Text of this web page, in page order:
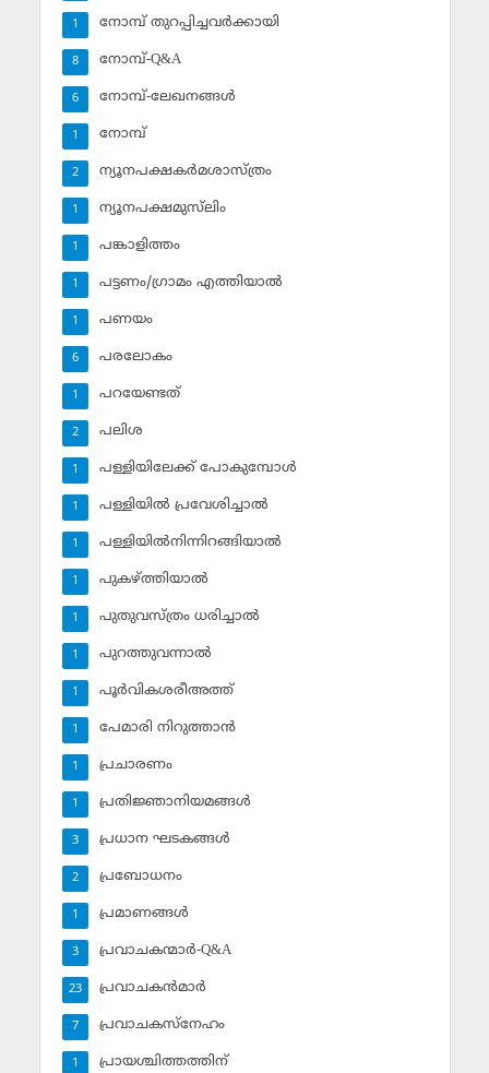
നോമ്പ് തുറപ്പിച്ചവര്‍ക്കായി
1
നോമ്പ്-Q&A
8
നോമ്പ്-ലേഖനങ്ങള്‍
6
നോമ്പ്‌
1
ന്യൂനപക്ഷകര്‍മശാസ്ത്രം
2
ന്യൂനപക്ഷമുസ്‌ലിം
1
പങ്കാളിത്തം
1
പട്ടണം/ഗ്രാമം എത്തിയാല്‍
1
പണയം
1
പരലോകം
6
പറയേണ്ടത്
1
പലിശ
2
പള്ളിയിലേക്ക് പോകുമ്പോള്‍
1
പള്ളിയില്‍ പ്രവേശിച്ചാല്‍
1
പള്ളിയില്‍നിന്നിറങ്ങിയാല്‍
1
പുകഴ്ത്തിയാല്‍
1
പുതുവസ്ത്രം ധരിച്ചാല്‍
1
പുറത്തുവന്നാല്‍
1
പൂര്‍വികശരീഅത്ത്
1
പേമാരി നിറുത്താന്‍
1
പ്രചാരണം
1
പ്രതിജ്ഞാനിയമങ്ങള്‍
1
പ്രധാന ഘടകങ്ങള്‍
3
പ്രബോധനം
2
പ്രമാണങ്ങള്‍
1
പ്രവാചകന്മാര്‍-Q&A
3
പ്രവാചകന്‍മാര്‍
23
പ്രവാചകസ്‌നേഹം
7
പ്രായശ്ചിത്തത്തിന്
1